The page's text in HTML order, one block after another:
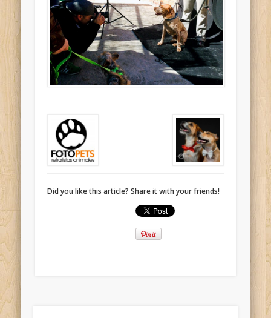
Did you like this article? Share it with your friends!